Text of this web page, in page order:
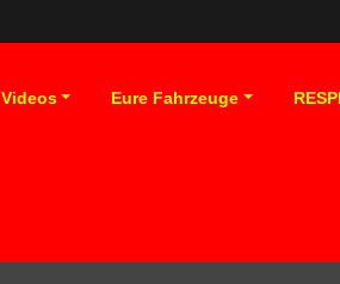
Videos Eure Fahrzeuge